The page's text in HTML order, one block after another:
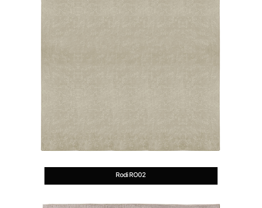
Rodi RO02